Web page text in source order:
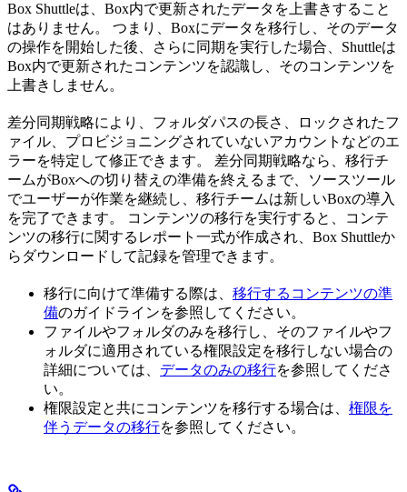
Box Shuttleは、Box内で更新されたデータを上書きすること
はありません。 つまり、Boxにデータを移行し、そのデータ
の操作を開始した後、さらに同期を実行した場合、Shuttleは
Box内で更新されたコンテンツを認識し、そのコンテンツを
上書きしません。
差分同期戦略により、フォルダパスの長さ、ロックされたフ
ァイル、プロビジョニングされていないアカウントなどのエ
ラーを特定して修正できます。 差分同期戦略なら、移行チ
ームがBoxへの切り替えの準備を終えるまで、ソースツール
でユーザーが作業を継続し、移行チームは新しいBoxの導入
を完了できます。 コンテンツの移行を実行すると、コンテ
ンツの移行に関するレポート一式が作成され、Box Shuttleか
らダウンロードして記録を管理できます。
移行に向けて準備する際は、 移行するコンテンツの準
備のガイドラインを参照してください。
ファイルやフォルダのみを移行し、そのファイルやフ
ォルダに適用されている権限設定を移行しない場合の
詳細については、 データのみの移行を参照してくださ
い。
権限設定と共にコンテンツを移行する場合は、 権限を
伴うデータの移行を参照してください。